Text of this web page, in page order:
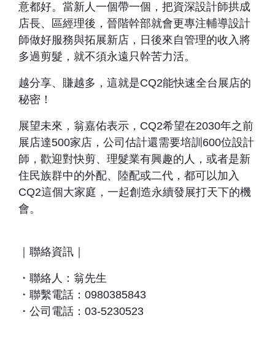
意都好。當新人一個帶一個，把資深設計師拱成
店長、區經理後，晉階幹部就會更專注輔導設計
師做好服務與拓展新店，日後來自管理的收入將
多過剪髮，就不須永遠只幹苦力活。
越分享、賺越多，這就是CQ2能快速全台展店的
秘密！
展望未來，翁嘉佑表示，CQ2希望在2030年之前
展店達500家店，公司估計還需要培訓600位設計
師，歡迎對快剪、理髮業有興趣的人，或者是新
住民族群中的外配、陸配或二代，都可以加入
CQ2這個大家庭，一起創造永續發展打天下的機
會。
｜聯絡資訊｜
・聯絡人：翁先生
・聯繫電話：0980385843
・公司電話：03-5230523